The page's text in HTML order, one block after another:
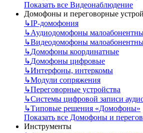
Показать все Видеонаблюдение
Домофоны и переговорные
↳IP-домофония
↳Аудиодомофоны
↳Видеодомофоны
↳Домофоны координатные
↳Домофоны цифровые
↳Интерфоны, интеркомы
↳Модули сопряжения
↳Переговорные устройства
↳Системы цифровой записи
↳Типовые решения «Домофоны»
Показать все Домофоны и
Инструменты